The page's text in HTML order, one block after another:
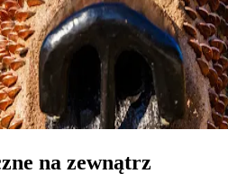
na zewnątrz